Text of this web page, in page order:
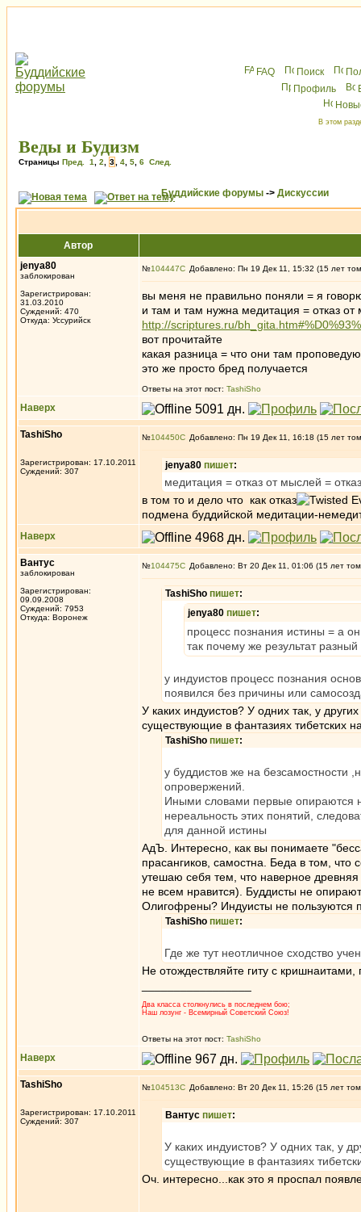
FAQ Поиск
Профиль
В этом
Веды и Будизм
Страницы Пред. 1 2 3 4 5 6 След.
Буддийские форумы -> Дискуссии
Автор
jenya80
заблокирован
Зарегистрирован:
31.03.2010
Суждений: 470
Откуда: Уссурийск
№104447 Добавлено: Пн 19 Дек 11, 15:32 (15 лет
вы меня не правильно поняли = я
и там и там нужна медитация = отказ от
http://scriptures.ru/
вот прочитайте
какая разница = что они там
это же просто бред получается
Ответы на этот пост: TashiSho
Наверх
TashiSho
Зарегистрирован: 17.10.2011
Суждений: 307
№104450 Добавлено: Пн 19 Дек 11, 16:18 (15 лет
jenya80 пишет:
медитация = отказ от мыслей =
в том то и дело что как отказ
подмена буддийской медитации-
Наверх
Вантус
заблокирован
Зарегистрирован:
09.09.2008
Суждений: 7953
Откуда: Воронеж
№104475 Добавлено: Вт 20 Дек 11, 01:06 (15 лет
TashiSho пишет:
jenya80 пишет:
процесс познания истины = а
так почему же результат разный
у индуистов процесс познания
появился без причины или
У каких индуистов? У одних так, у
существующие в фантазиях тибетских
TashiSho пишет:
у буддистов же на безсамостности
опровержений.
Иными словами первые опираются
нереальность этих понятий,
для данной истины
АдЪ. Интересно, как вы понимаете
прасангиков, самостна. Беда в том,
утешаю себя тем, что наверное древняя
не всем нравится). Буддисты не
Олигофрены? Индуисты не пользуются
TashiSho пишет:
Где же тут неотличное сходство
Не отождествляйте гиту с кришнаитами,
Два класса столкнулись в последнем бою;
Наш лозунг - Всемирный Советский Союз!
Ответы на этот пост: TashiSho
Наверх
TashiSho
Зарегистрирован: 17.10.2011
Суждений: 307
№104513 Добавлено: Вт 20 Дек 11, 15:26 (15 лет
Вантус пишет:
У каких индуистов? У одних так, у
существующие в фантазиях
Оч. интересно...как это я проспал